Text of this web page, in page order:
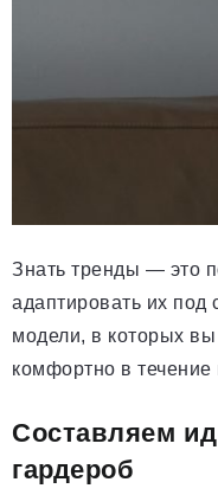
Знать тренды — это
адаптировать их под
модели, в которых вы
комфортно в течение
Составляем
гардероб